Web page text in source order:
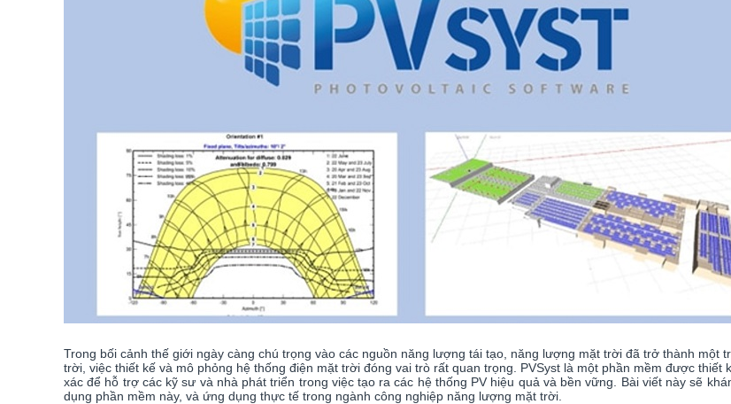
Trong bối cảnh thế giới ngày càng chú trọng vào các nguồn năng lượng tái tạo, năng lượng mặt trời đã trở thành
trời, việc thiết kế và mô phỏng hệ thống điện mặt trời đóng vai trò rất quan trọng. PVSyst là một phần mềm được
xác để hỗ trợ các kỹ sư và nhà phát triển trong việc tạo ra các hệ thống PV hiệu quả và bền vững. Bài viết này sẽ
dụng phần mềm này, và ứng dụng thực tế trong ngành công nghiệp năng lượng mặt trời.